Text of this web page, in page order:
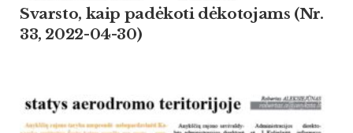
Svarsto, kaip padėkoti dėkotojams (Nr.
33, 2022-04-30)